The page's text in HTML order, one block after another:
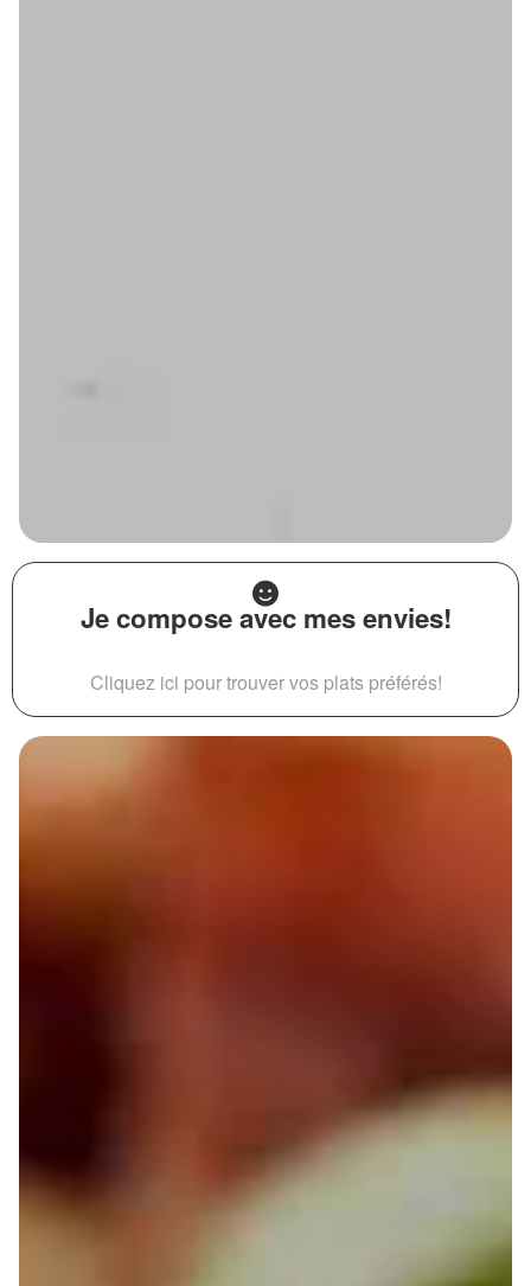
Je compose avec mes envies!
Cliquez ici pour trouver vos plats préférés!